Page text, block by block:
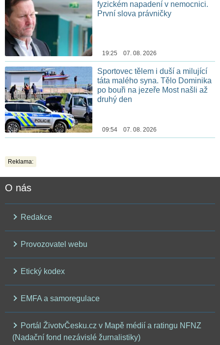
fyzickém napadení v nemocnici.
První slova právničky
19:25 07. 08. 2026
Sportovec tělem i duší a milující
táta malého syna. Tělo Dominika
po bouři na jezeře Most našli až
druhý den
09:54 07. 08. 2026
Reklama:
O nás
Redakce
Provozovatel webu
Etický kodex
EMFA a samoregulace
Portál ŽivotvČesku.cz v Mapě médií a ratingu NFNZ
(Nadační fond nezávislé žurnalistiky)